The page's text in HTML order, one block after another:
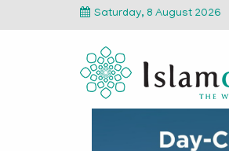
Saturday, 8 August 2026